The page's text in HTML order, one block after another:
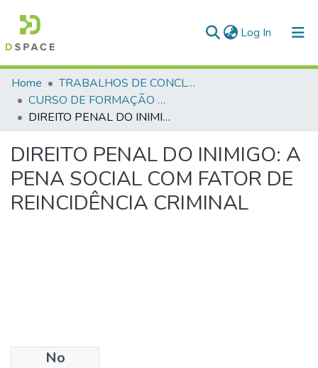
Log In (current)
Communities & Collections
All of DSpace
Home
TRABALHOS DE CONCLUSÃO DE CURSO - CFP (CURSO DE FORMAÇÃO DE PRAÇAS)
CURSO DE FORMAÇÃO DE PRAÇAS - CFP - 2018
DIREITO PENAL DO INIMIGO: A PENA SOCIAL COM FATOR DE REINCIDÊNCIA CRIMINAL
DIREITO PENAL DO INIMIGO: A
PENA SOCIAL COM FATOR DE
REINCIDÊNCIA CRIMINAL
No